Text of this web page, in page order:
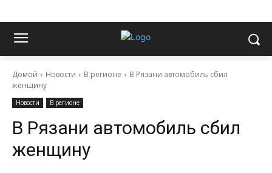
Домой Новости В регионе
В Рязани автомобиль сбил
женщину
Новости В регионе
В Рязани автомобиль сбил
женщину